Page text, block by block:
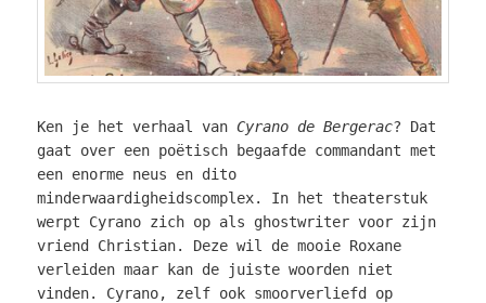
Ken je het verhaal vanCyrano de Bergerac? Dat
gaat over een poëtisch begaafde commandant met
een enorme neus en dito
minderwaardigheidscomplex. In het theaterstuk
werpt Cyrano zich op als ghostwriter voor zijn
vriend Christian. Deze wil de mooie Roxane
verleiden maar kan de juiste woorden niet
vinden. Cyrano, zelf ook smoorverliefd op